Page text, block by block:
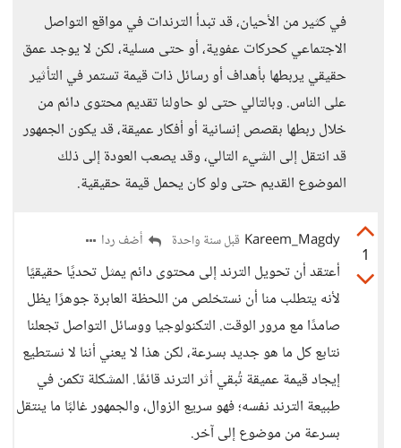
في كثير من الأحيان، قد تبدأ الترندات في مواقع التواصل
الاجتماعي كحركات عفوية، أو حتى مسلية، لكن لا يوجد عمق
حقيقي يربطها بأهداف أو رسائل ذات قيمة تستمر في التأثير
على الناس. وبالتالي حتى لو حاولنا تقديم محتوى دائم من
خلال ربطها بقصص إنسانية أو أفكار عميقة، قد يكون الجمهور
قد انتقل إلى الشيء التالي، وقد يصعب العودة إلى ذلك
الموضوع القديم حتى ولو كان يحمل قيمة حقيقية.
1
Kareem_Magdy قبل سنة واحدة أضف ردا
أعتقد أن تحويل الترند إلى محتوى دائم يمثل تحديًا حقيقيًا
لأنه يتطلب منا أن نستخلص من اللحظة العابرة جوهرًا يظل
صامدًا مع مرور الوقت. التكنولوجيا ووسائل التواصل تجعلنا
نتابع كل ما هو جديد بسرعة، لكن هذا لا يعني أننا لا نستطيع
إيجاد قيمة عميقة تُبقي أثر الترند قائمًا. المشكلة تكمن في
طبيعة الترند نفسه؛ فهو سريع الزوال، والجمهور غالبًا ما ينتقل
بسرعة من موضوع إلى آخر.